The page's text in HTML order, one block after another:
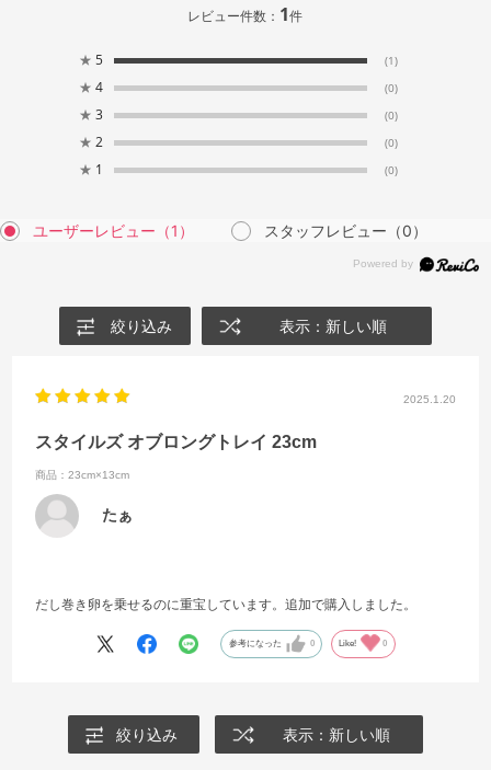
レビュー件数： 1件
★ 5 (1)
★ 4 (0)
★ 3 (0)
★ 2 (0)
★ 1 (0)
ユーザーレビュー （1） スタッフレビュー （0）
絞り込み 表示：新しい順
2025.1.20
スタイルズ オブロングトレイ 23cm
商品：23cm×13cm
たぁ
だし巻き卵を乗せるのに重宝しています。追加で購入しました。
参考になった 0 Like! 0
絞り込み 表示：新しい順